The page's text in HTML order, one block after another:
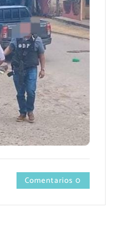
Comentarios 0